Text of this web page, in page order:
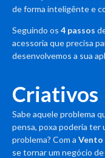
de forma inteligênte e
Seguindo os 4 passos
acessoria que precisa
desenvolvemos a sua
Criativos
Sabe aquele problema
pensa, poxa poderia ter
problema? Com a Vento
se tornar um negócio